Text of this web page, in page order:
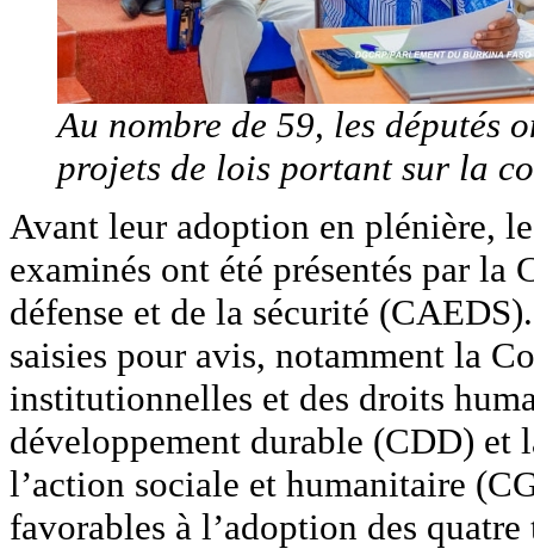
Au nombre de 59, les députés
projets de lois portant sur la
Avant leur adoption en plénière,
examinés ont été présentés par la
défense et de la sécurité
saisies pour avis, notamment la
institutionnelles et des droits
développement durable (CDD) et
l’action sociale et humanitaire
favorables à l’adoption des quatre